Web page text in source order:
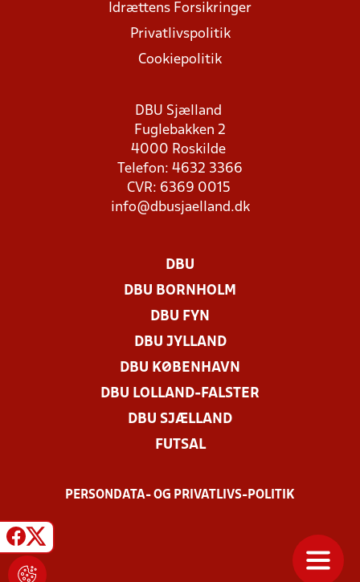
Idrættens Forsikringer
Privatlivspolitik
Cookiepolitik
DBU Sjælland
Fuglebakken 2
4000 Roskilde
Telefon: 4632 3366
CVR: 6369 0015
info@dbusjaelland.dk
DBU
DBU BORNHOLM
DBU FYN
DBU JYLLAND
DBU KØBENHAVN
DBU LOLLAND-FALSTER
DBU SJÆLLAND
FUTSAL
PERSONDATA- OG PRIVATLIVS-POLITIK